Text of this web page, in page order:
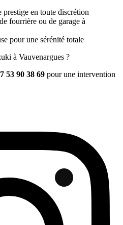
en toute discrétion
fourrière ou de garage à
pour une sérénité totale
à Vauvenargues ?
53 90 38 69 pour une intervention